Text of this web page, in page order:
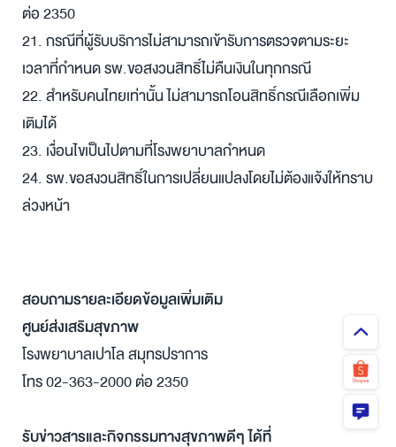
ต่อ 2350
21. กรณีที่ผู้รับบริการไม่สามารถเข้ารับการตรวจตามระยะ
เวลาที่กำหนด รพ.ขอสงวนสิทธิ์ไม่คืนเงินในทุกกรณี
22. สำหรับคนไทยเท่านั้น ไม่สามารถโอนสิทธิ์กรณีเลือกเพิ่ม
เติมได้
23. เงื่อนไขเป็นไปตามที่โรงพยาบาลกำหนด
24. รพ.ขอสงวนสิทธิ์ในการเปลี่ยนแปลงโดยไม่ต้องแจ้งให้ทราบ
ล่วงหน้า
สอบถามรายละเอียดข้อมูลเพิ่มเติม
ศูนย์ส่งเสริมสุขภาพ
โรงพยาบาลเปาโล สมุทรปราการ
โทร 02-363-2000 ต่อ 2350
รับข่าวสารและกิจกรรมทางสุขภาพดีๆ ได้ที่